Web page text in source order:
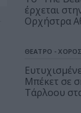
έρχεται
Ορχήστρα
ΘΕΑΤΡΟ -
Μπέκετ σε
Τάρλοου